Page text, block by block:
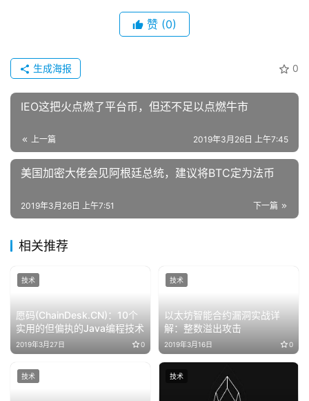
赞 (0)
0
生成海报
IEO这把火点燃了平台币，但还不足以点燃牛市
上一篇 2019年3月26日 上午7:45
美国加密大佬会见阿根廷总统，建议将BTC定为法币
下一篇
2019年3月26日 上午7:51
相关推荐
愿码(ChainDesk.CN)：10个
实用的但偏执的Java编程技术
2019年3月27日 0
技术
以太坊智能合约漏洞实战详
解：整数溢出攻击
2019年3月16日 0
技术
技术 技术